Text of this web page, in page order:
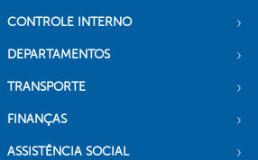
CONTROLE INTERNO
DEPARTAMENTOS
TRANSPORTE
FINANÇAS
ASSISTÊNCIA SOCIAL